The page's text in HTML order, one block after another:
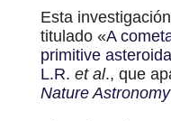
Esta
titulado «A
primitive
L.R. et al., que
Nature Astronomy